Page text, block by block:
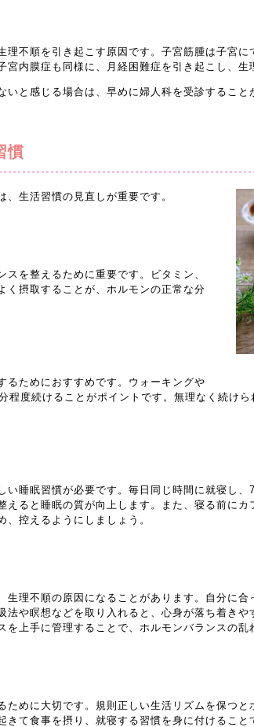
理不順を引き起こす原因です。子宮筋腫は子宮
内膜症も同様に、月経困難症を引き起こし、生
と感じる場合は、早めに婦人科を受診すること
慣
生活習慣の見直しが重要です。
を整えるために重要です。ビタミン、
く摂取することが、ホルモンの正常な分
るためにおすすめです。ウォーキングや
程度続けることがポイントです。無理なく続け
い睡眠習慣が必要です。毎日同じ時間に就寝し
えると睡眠の質が向上します。また、寝る前に
控えるようにしましょう。
生理不順の原因になることがあります。自分に
法や瞑想などを取り入れると、心身が落ち着き
上手に管理することで、ホルモンバランスの乱
ために大切です。規則正しい生活リズムを保つ
きて食事を摂り、就寝する習慣を身に付けるこ